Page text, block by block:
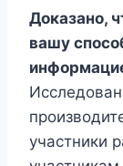
Доказано,
вашу
участники